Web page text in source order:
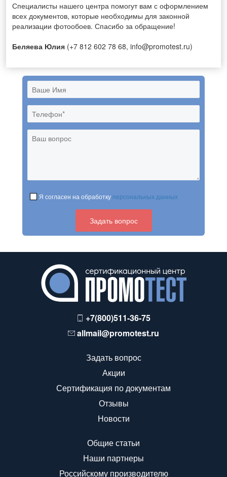
Специалисты нашего центра помогут вам с оформлением
всех документов, которые необходимы для законной
реализации фотообоев. Спасибо за обращение!
Беляева Юлия (+7 812 602 78 68, info@promotest.ru)
Я согласен на обработку персональных данных
+7(800)511-36-75
allmail@promotest.ru
Задать вопрос
Акции
Сертификация по документам
Отзывы
Новости
Общие статьи
Наши партнеры
Российскому производителю